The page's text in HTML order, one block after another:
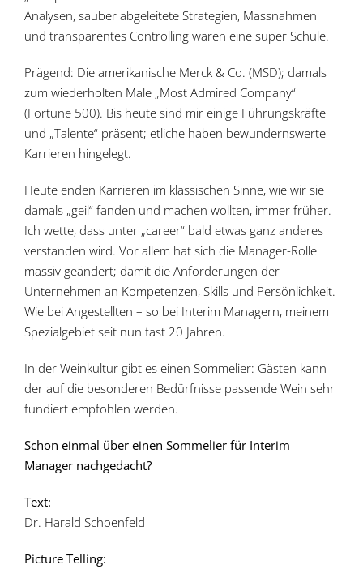
Analysen, sauber abgeleitete Strategien, Massnahmen
und transparentes Controlling waren eine super Schule.
Prägend: Die amerikanische Merck & Co. (MSD); damals
zum wiederholten Male „Most Admired Company“
(Fortune 500). Bis heute sind mir einige Führungskräfte
und „Talente“ präsent; etliche haben bewundernswerte
Karrieren hingelegt.
Heute enden Karrieren im klassischen Sinne, wie wir sie
damals „geil“ fanden und machen wollten, immer früher.
Ich wette, dass unter „career“ bald etwas ganz anderes
verstanden wird. Vor allem hat sich die Manager-Rolle
massiv geändert; damit die Anforderungen der
Unternehmen an Kompetenzen, Skills und Persönlichkeit.
Wie bei Angestellten – so bei Interim Managern, meinem
Spezialgebiet seit nun fast 20 Jahren.
In der Weinkultur gibt es einen Sommelier: Gästen kann
der auf die besonderen Bedürfnisse passende Wein sehr
fundiert empfohlen werden.
Schon einmal über einen Sommelier für Interim
Manager nachgedacht?
Text:
Dr. Harald Schoenfeld
Picture Telling: